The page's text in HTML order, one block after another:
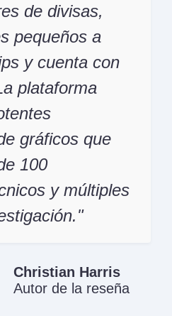
de divisas,
pequeños a
y cuenta con
plataforma
gráficos que
100
y múltiples
Christian Harris
Autor de la reseña